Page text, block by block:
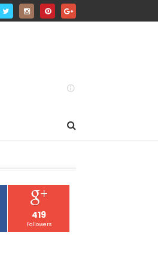
419
Followers